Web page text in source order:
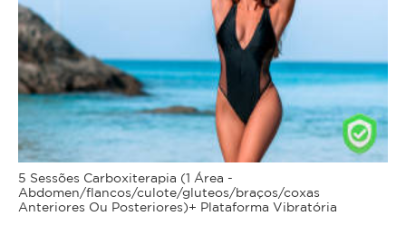
5 Sessões Carboxiterapia (1 Área -
Abdomen/flancos/culote/gluteos/braços/coxas
Anteriores Ou Posteriores)+ Plataforma Vibratória